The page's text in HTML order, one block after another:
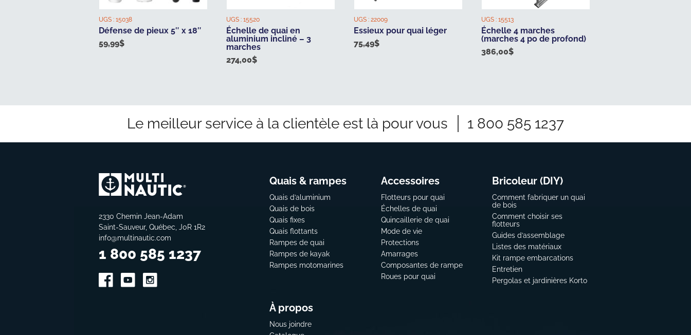
UGS : 15038
Défense de pieux 5″ x 18″
59,99$
UGS : 15520
Échelle de quai en
aluminium incliné – 3
marches
274,00$
UGS : 22009
Essieux pour quai léger
75,49$
UGS : 15513
Échelle 4 marches
(marches 4 po de profond)
386,00$
Le meilleur service à la clientèle est là pour vous 1 800 585 1237
2330 Chemin Jean-Adam
Saint-Sauveur, Québec, J0R 1R2
info@multinautic.com
1 800 585 1237
Quais & rampes
Quais d’aluminium
Quais de bois
Quais fixes
Quais flottants
Rampes de quai
Rampes de kayak
Rampes motomarines
Accessoires
Flotteurs pour quai
Échelles de quai
Quincaillerie de quai
Mode de vie
Protections
Amarrages
Composantes de rampe
Roues pour quai
Bricoleur (DIY)
Comment fabriquer un quai
de bois
Comment choisir ses
flotteurs
Guides d’assemblage
Listes des matériaux
Kit rampe embarcations
Entretien
Pergolas et jardinières Korto
À propos
Nous joindre